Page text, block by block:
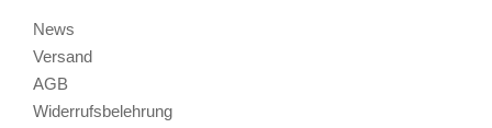
News
Versand
AGB
Widerrufsbelehrung